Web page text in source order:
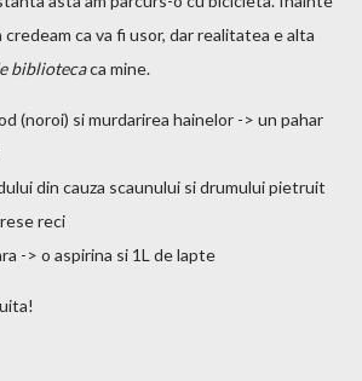
ca va fi usor, dar realitatea e alta
bibliotecaca mine.
(noroi) si murdarirea hainelor -> un pahar
din cauza scaunului si drumului pietruit
reci
-> o aspirina si 1L de lapte